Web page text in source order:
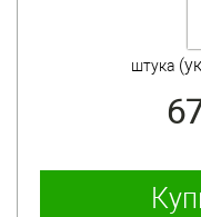
штука